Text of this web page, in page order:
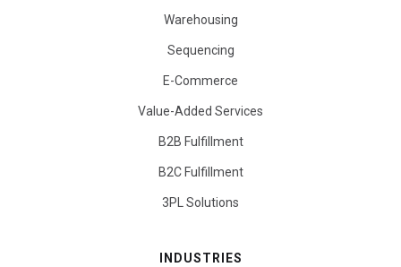
Warehousing
Sequencing
E-Commerce
Value-Added Services
B2B Fulfillment
B2C Fulfillment
3PL Solutions
INDUSTRIES